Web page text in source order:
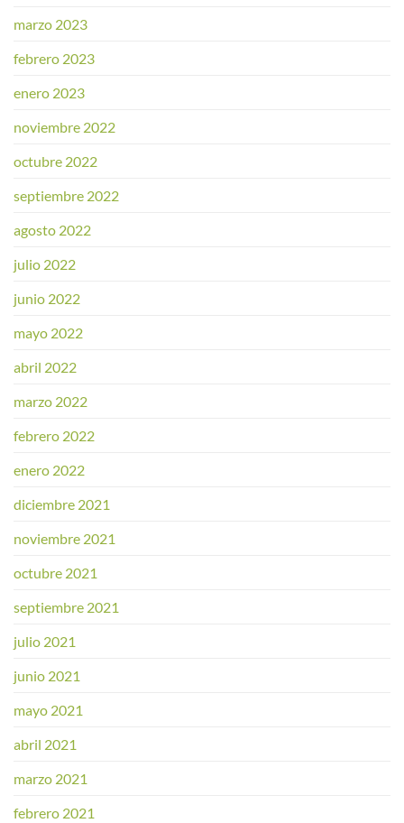
marzo 2023
febrero 2023
enero 2023
noviembre 2022
octubre 2022
septiembre 2022
agosto 2022
julio 2022
junio 2022
mayo 2022
abril 2022
marzo 2022
febrero 2022
enero 2022
diciembre 2021
noviembre 2021
octubre 2021
septiembre 2021
julio 2021
junio 2021
mayo 2021
abril 2021
marzo 2021
febrero 2021